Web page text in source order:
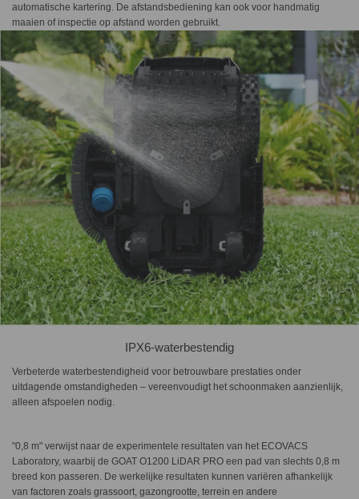
automatische kartering. De afstandsbediening kan ook voor handmatig
maaien of inspectie op afstand worden gebruikt.
IPX6-waterbestendig
Verbeterde waterbestendigheid voor betrouwbare prestaties onder
uitdagende omstandigheden – vereenvoudigt het schoonmaken aanzienlijk,
alleen afspoelen nodig.
"0,8 m" verwijst naar de experimentele resultaten van het ECOVACS
Laboratory, waarbij de GOAT O1200 LiDAR PRO een pad van slechts 0,8 m
breed kon passeren. De werkelijke resultaten kunnen variëren afhankelijk
van factoren zoals grassoort, gazongrootte, terrein en andere